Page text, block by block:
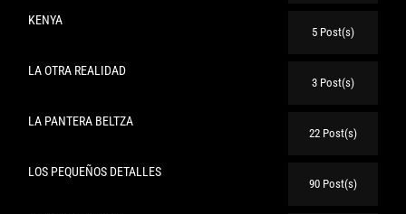
KENYA
5 Post(s)
LA OTRA REALIDAD
3 Post(s)
LA PANTERA BELTZA
22 Post(s)
LOS PEQUEÑOS DETALLES
90 Post(s)